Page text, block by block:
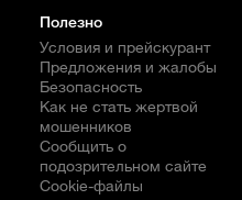
Полезно
Условия и прейскурант
Предложения и жалобы
Безопасность
Как не стать жертвой
мошенников
Сообщить о
подозрительном сайте
Cookie-файлы